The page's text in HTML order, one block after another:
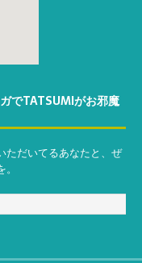
でTATSUMIがお邪魔
ただいてるあなたと、ぜ